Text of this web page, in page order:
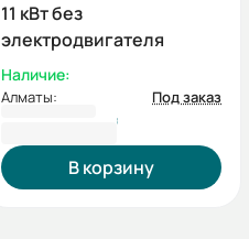
11 кВт без
электродвигателя
Наличие:
Алматы: Под заказ
В корзину